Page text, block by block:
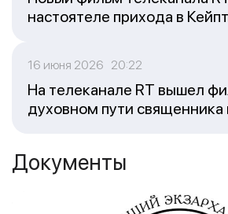
настоятеле прихода в
16 июня 2026 20:22
На телеканале RT вышел
духовном пути
Документы